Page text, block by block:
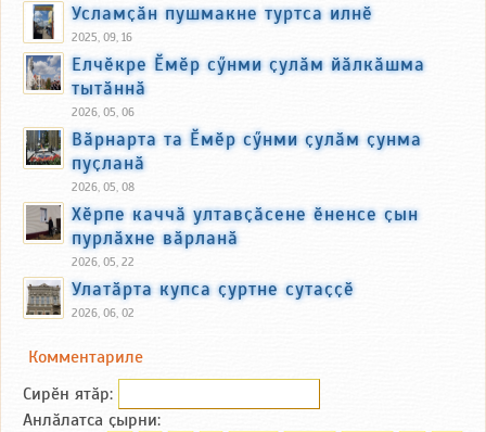
Усламҫӑн пушмакне туртса илнӗ
2025, 09, 16
Елчӗкре Ӗмӗр сӳнми ҫулӑм йӑлкӑшма
тытӑннӑ
2026, 05, 06
Вӑрнарта та Ӗмӗр сӳнми ҫулӑм ҫунма
пуҫланӑ
2026, 05, 08
Хӗрпе каччӑ ултавҫӑсене ӗненсе ҫын
пурлӑхне вӑрланӑ
2026, 05, 22
Улатӑрта купса ҫуртне сутаҫҫӗ
2026, 06, 02
Комментариле
Сирӗн ятӑp:
Анлӑлатса ҫырни: